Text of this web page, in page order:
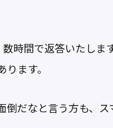
時間で返答いたします
ます。
倒だなと言う方も、